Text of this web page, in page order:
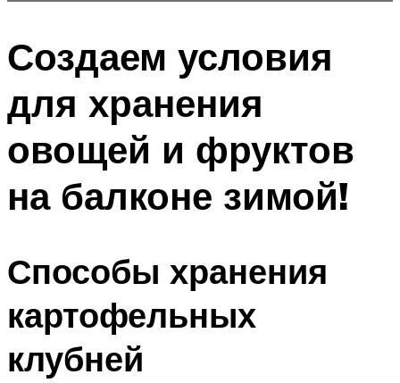
Создаем условия
для хранения
овощей и фруктов
на балконе зимой!
Способы хранения
картофельных
клубней